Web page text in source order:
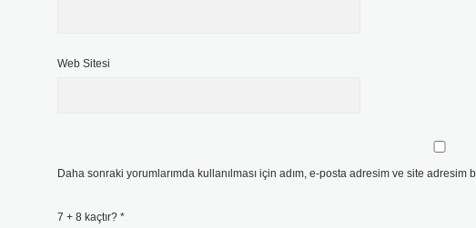
Web Sitesi
Daha sonraki yorumlarımda kullanılması için adım, e-posta adresim ve site adresim
7 + 8 kaçtır? *